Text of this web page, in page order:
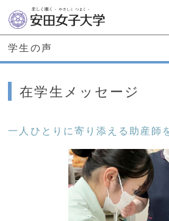
学生の声
在学生メッセージ
一人ひとりに寄り添える助産師